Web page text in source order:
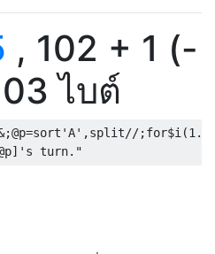
, 102 + 1 (-
ไบต์
/;for$i (1.
turn."